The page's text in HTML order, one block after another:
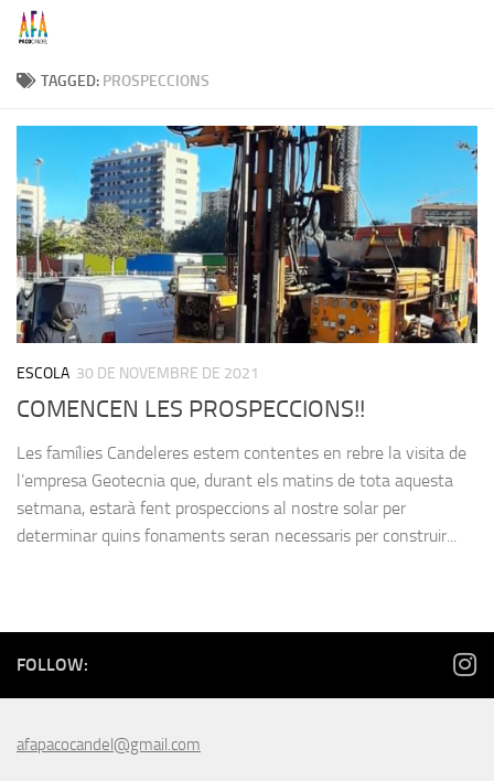
Skip to content
TAGGED: PROSPECCIONS
ESCOLA 30 DE NOVEMBRE DE 2021
COMENCEN LES PROSPECCIONS!!
Les famílies Candeleres estem contentes en rebre la visita de
l’empresa Geotecnia que, durant els matins de tota aquesta
setmana, estarà fent prospeccions al nostre solar per
determinar quins fonaments seran necessaris per construir...
FOLLOW:
afapacocandel@gmail.com